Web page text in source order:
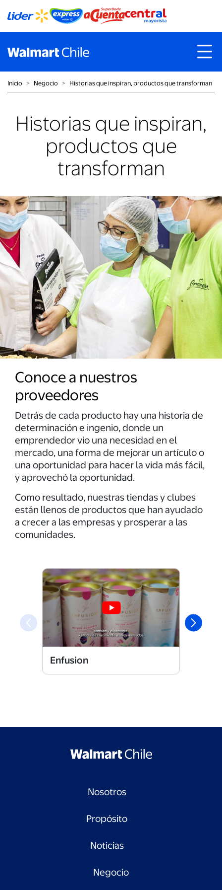
Inicio ˃ Negocio ˃ Historias que inspiran, productos que transforman
Historias que inspiran,
productos que
transforman
Conoce a nuestros
proveedores
Detrás de cada producto hay una historia de
determinación e ingenio, donde un
emprendedor vio una necesidad en el
mercado, una forma de mejorar un artículo o
una oportunidad para hacer la vida más fácil,
y aprovechó la oportunidad.
Como resultado, nuestras tiendas y clubes
están llenos de productos que han ayudado
a crecer a las empresas y prosperar a las
comunidades.
Enfusion
Nosotros
Propósito
Noticias
Negocio